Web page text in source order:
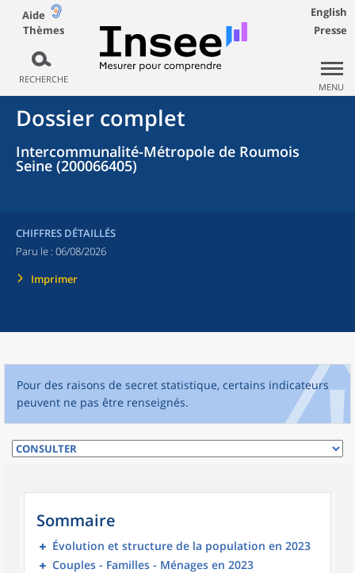
Aide
Thèmes
RECHERCHE
English
Presse
MENU
Dossier complet
Intercommunalité-Métropole de Roumois
Seine (200066405)
CHIFFRES DÉTAILLÉS
Paru le : 06/08/2026
Imprimer
Pour des raisons de secret statistique, certains indicateurs
peuvent ne pas être renseignés.
Sommaire
Évolution et structure de la population en 2023
Couples - Familles - Ménages en 2023